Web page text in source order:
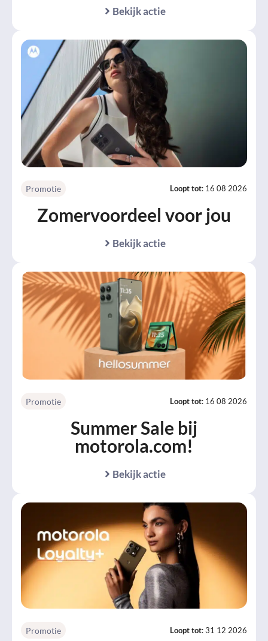
Bekijk actie
Promotie Loopt tot: 16 08 2026
Zomervoordeel voor jou
Bekijk actie
Promotie Loopt tot: 16 08 2026
Summer Sale bij
motorola.com!
Bekijk actie
Promotie Loopt tot: 31 12 2026